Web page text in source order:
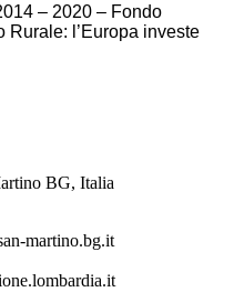
– 2020 – Fondo
Rurale: l’Europa investe
BG, Italia
martino.bg.it